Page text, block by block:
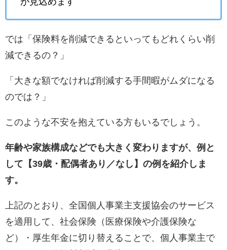
では「保険料を削減できるといってもどれくらい削
減できるの？」
「大きな額でなければ削減する手間暇がムダになる
のでは？」
このような不安を抱えている方もいるでしょう。
年齢や家族構成などでも大きく変わりますが、例と
して【39歳・配偶者あり／なし】の例を紹介しま
す。
上記のとおり、全国個人事業主支援協会のサービス
を適用して、社会保険（医療保険や介護保険な
ど）・厚生年金に切り替えることで、個人事業主で